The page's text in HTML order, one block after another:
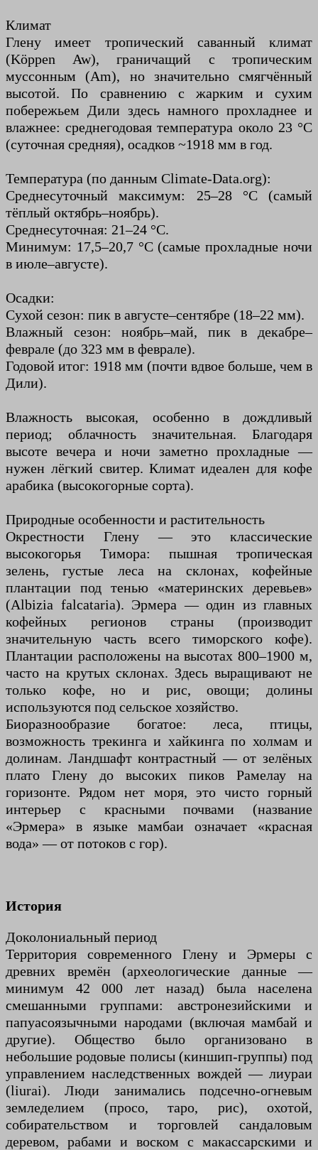
Климат
Глену имеет тропический саванный климат
(Köppen Aw), граничащий с тропическим
муссонным (Am), но значительно смягчённый
высотой. По сравнению с жарким и сухим
побережьем Дили здесь намного прохладнее и
влажнее: среднегодовая температура около 23 °C
(суточная средняя), осадков ~1918 мм в год.
Температура (по данным Climate-Data.org):
Среднесуточный максимум: 25–28 °C (самый
тёплый октябрь–ноябрь).
Среднесуточная: 21–24 °C.
Минимум: 17,5–20,7 °C (самые прохладные ночи
в июле–августе).
Осадки:
Сухой сезон: пик в августе–сентябре (18–22 мм).
Влажный сезон: ноябрь–май, пик в декабре–
феврале (до 323 мм в феврале).
Годовой итог: 1918 мм (почти вдвое больше, чем в
Дили).
Влажность высокая, особенно в дождливый
период; облачность значительная. Благодаря
высоте вечера и ночи заметно прохладные —
нужен лёгкий свитер. Климат идеален для кофе
арабика (высокогорные сорта).
Природные особенности и растительность
Окрестности Глену — это классические
высокогорья Тимора: пышная тропическая
зелень, густые леса на склонах, кофейные
плантации под тенью «материнских деревьев»
(Albizia falcataria). Эрмера — один из главных
кофейных регионов страны (производит
значительную часть всего тиморского кофе).
Плантации расположены на высотах 800–1900 м,
часто на крутых склонах. Здесь выращивают не
только кофе, но и рис, овощи; долины
используются под сельское хозяйство.
Биоразнообразие богатое: леса, птицы,
возможность трекинга и хайкинга по холмам и
долинам. Ландшафт контрастный — от зелёных
плато Глену до высоких пиков Рамелау на
горизонте. Рядом нет моря, это чисто горный
интерьер с красными почвами (название
«Эрмера» в языке мамбаи означает «красная
вода» — от потоков с гор).
История
Доколониальный период
Территория современного Глену и Эрмеры с
древних времён (археологические данные —
минимум 42 000 лет назад) была населена
смешанными группами: австронезийскими и
папуасоязычными народами (включая мамбай и
другие). Общество было организовано в
небольшие родовые полисы (киншип-группы) под
управлением наследственных вождей — лиураи
(liurai). Люди занимались подсечно-огневым
земледелием (просо, таро, рис), охотой,
собирательством и торговлей сандаловым
деревом, рабами и воском с макассарскими и